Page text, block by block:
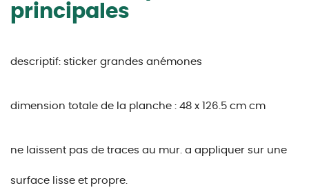
principales
descriptif: sticker grandes anémones
dimension totale de la planche : 48 x 126.5 cm cm
ne laissent pas de traces au mur. a appliquer sur une
surface lisse et propre.